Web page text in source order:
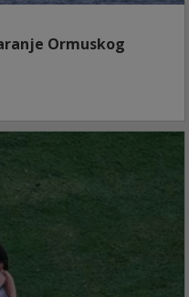
Ormuskog